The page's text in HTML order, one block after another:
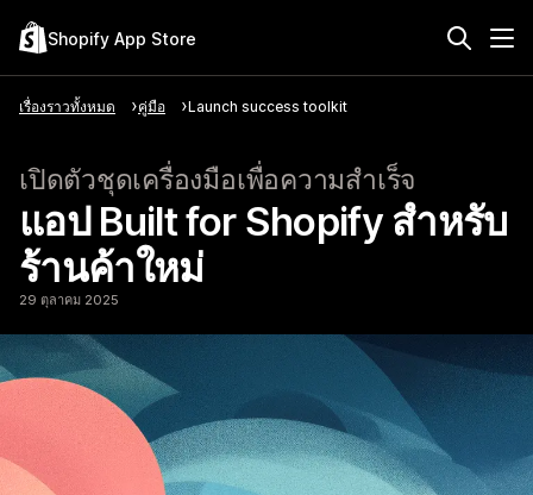
Shopify App Store
เรื่องราวทั้งหมด คู่มือ Launch success toolkit
เปิดตัวชุดเครื่องมือเพื่อความสำเร็จ
แอป Built for Shopify สำหรับ
ร้านค้าใหม่
29 ตุลาคม 2025